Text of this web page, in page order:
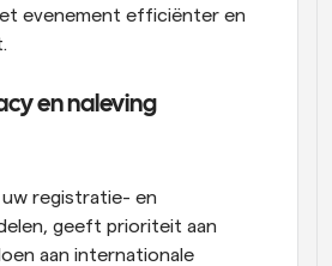
evenement efficiënter en
en naleving
uw registratie- en
geeft prioriteit aan
aan internationale